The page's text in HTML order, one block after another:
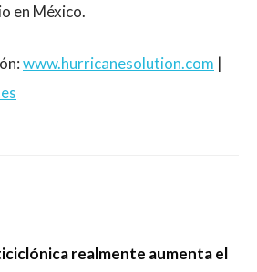
en México.
www.hurricanesolution.com |
realmente aumenta el